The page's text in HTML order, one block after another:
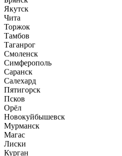
Якутск
Чита
Торжок
Тамбов
Таганрог
Смоленск
Симферополь
Саранск
Салехард
Пятигорск
Псков
Орёл
Новокуйбышевск
Мурманск
Магас
Лиски
Курган